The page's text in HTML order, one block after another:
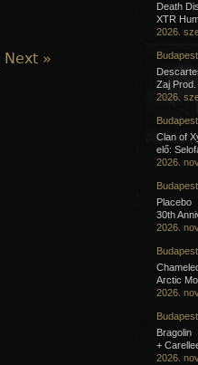
Next »
Death
XTR
2026.
Zaj Prod.
2026.
Clan of
elő:
2026.
Placebo
30th
2026.
Arctic
2026.
Bragolin
+
2026.